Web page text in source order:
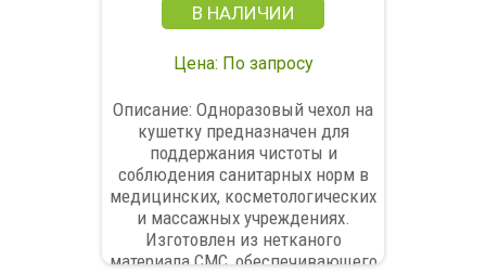
В НАЛИЧИИ
Цена: По запросу
Описание: Одноразовый чехол на
кушетку предназначен для
поддержания чистоты и
соблюдения санитарных норм в
медицинских, косметологических
и массажных учреждениях.
Изготовлен из нетканого
материала СМС, обеспечивающего